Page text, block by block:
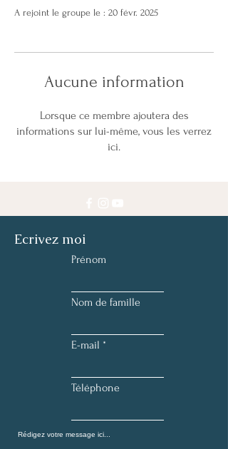
A rejoint le groupe le : 20 févr. 2025
Aucune information
Lorsque ce membre ajoutera des
informations sur lui-même, vous les verrez
ici.
Ecrivez moi
Prénom
Nom de famille
E-mail
Téléphone